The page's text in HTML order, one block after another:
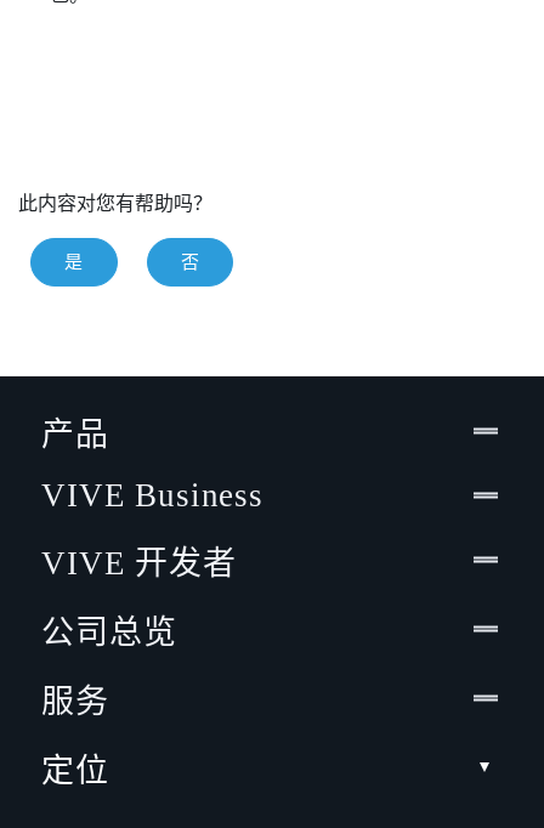
此内容对您有帮助吗？
是 否
产品
VIVE Business
VIVE 开发者
公司总览
服务
定位